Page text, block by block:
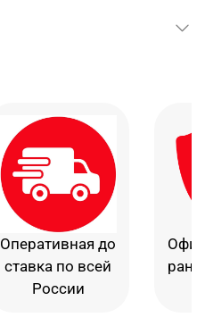
Оперативная до
ставка по всей
России